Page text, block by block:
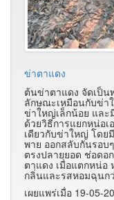
ข่าตาแดง
ต้นข่าตาแดง จัดเป็น
ลักษณะเหมือนกับข่า
ข่าใหญ่เล็กน้อย และ
ด้วยวิธีการแยกหน่อ
เดียวกับข่าใหญ่ โดย
พาย ออกสลับกันรอบ
ตรงปลายยอด ช่อดอ
ตาแดง เมื่อแตกหน่อ
กลิ่นและรสหอมฉุนก
เผยแพร่เมื่อ 19-05-